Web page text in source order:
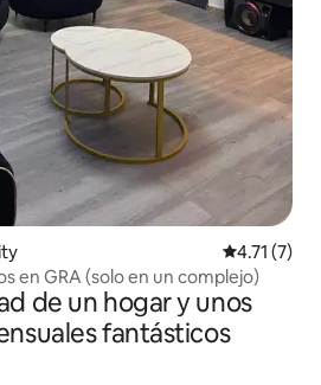
Calificación
4.71 (7)
en GRA (solo en un complejo)
de un hogar y unos
fantásticos